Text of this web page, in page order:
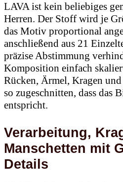
LAVA ist kein beliebiges
Herren. Der Stoff wird je
das Motiv proportional
anschließend aus 21
präzise Abstimmung
Komposition einfach
Rücken, Ärmel, Kragen
so zugeschnitten, dass das
entspricht.
Verarbeitung,
Manschetten mit
Details